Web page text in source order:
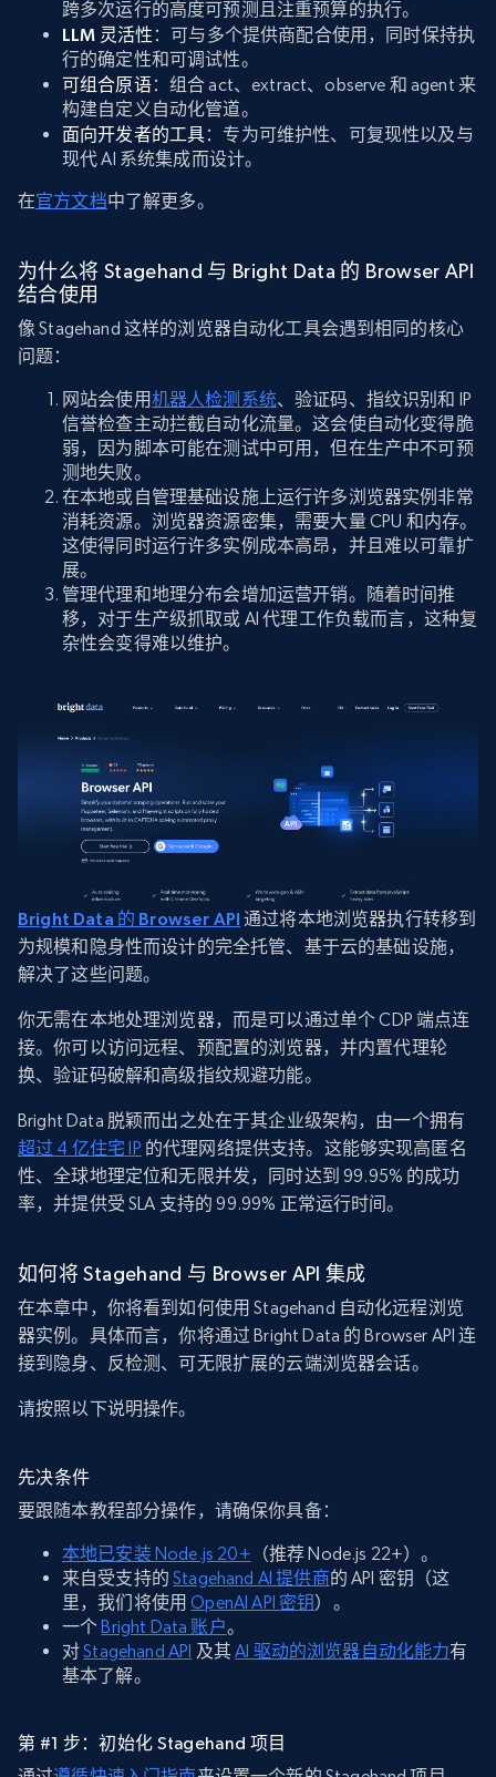
跨多次运行的高度可预测且注重预算的执行。
LLM 灵活性 ：可与多个提供商配合使用，同时保持执
行的确定性和可调试性。
可组合原语：组合 act、extract、observe 和 agent 来
构建自定义自动化管道。
面向开发者的工具：专为可维护性、可复现性以及与
现代 AI 系统集成而设计。
在官方文档中了解更多。
为什么将 Stagehand 与 Bright Data 的 Browser API
结合使用
像 Stagehand 这样的浏览器自动化工具会遇到相同的核心
问题：
网站会使用机器人检测系统、验证码、指纹识别和 IP
信誉检查主动拦截自动化流量。这会使自动化变得脆
弱，因为脚本可能在测试中可用，但在生产中不可预
测地失败。
在本地或自管理基础设施上运行许多浏览器实例非常
消耗资源。浏览器资源密集，需要大量 CPU 和内存。
这使得同时运行许多实例成本高昂，并且难以可靠扩
展。
管理代理和地理分布会增加运营开销。随着时间推
移，对于生产级抓取或 AI 代理工作负载而言，这种复
杂性会变得难以维护。
Bright Data 的 Browser API通过将本地浏览器执行转移到
为规模和隐身性而设计的完全托管、基于云的基础设施，
解决了这些问题。
你无需在本地处理浏览器，而是可以通过单个 CDP 端点连
接。你可以访问远程、预配置的浏览器，并内置代理轮
换、验证码破解和高级指纹规避功能。
Bright Data 脱颖而出之处在于其企业级架构，由一个拥有
超过 4 亿住宅 IP 的代理网络提供支持。这能够实现高匿名
性、全球地理定位和无限并发，同时达到 99.95% 的成功
率，并提供受 SLA 支持的 99.99% 正常运行时间。
如何将 Stagehand 与 Browser API 集成
在本章中，你将看到如何使用 Stagehand 自动化远程浏览
器实例。具体而言，你将通过 Bright Data 的 Browser API 连
接到隐身、反检测、可无限扩展的云端浏览器会话。
请按照以下说明操作。
先决条件
要跟随本教程部分操作，请确保你具备：
本地已安装 Node.js 20+ （推荐 Node.js 22+）。
来自受支持的Stagehand AI 提供商的 API 密钥（这
里，我们将使用OpenAI API 密钥）。
一个Bright Data 账户。
对Stagehand API 及其AI 驱动的浏览器自动化能力有
基本了解。
第 #1 步：初始化 Stagehand 项目